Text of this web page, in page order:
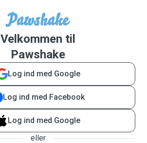
Velkommen til
Pawshake
Log ind med Google
Log ind med Facebook
Log ind med Google
eller